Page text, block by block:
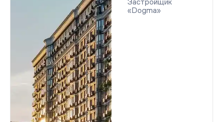
Застройщик
«Dogma»